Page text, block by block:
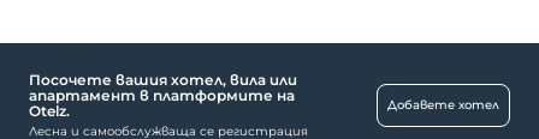
Посочете вашия хотел, вила или
апартамент в платформите на
Otelz.
Лесна и самообслужваща се регистрация
Добавете хотел